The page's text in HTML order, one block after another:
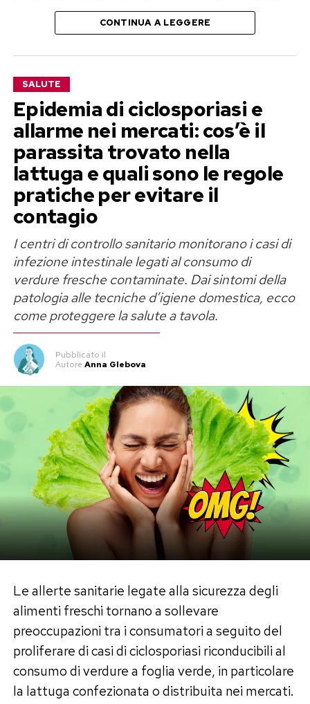
non solo non aiutano a perdere peso sul lungo
periodo, ma possono addirittura favorire
l’accumulo di grasso corporeo e alterare i nostri
parametri metabolici.
L’Organizzazione Mondiale della Sanità (OMS)
ha espresso una posizione netta, sconsigliando
l’uso di dolcificanti non zuccherini per il controllo
del peso. Ma cosa succede esattamente
all’interno del nostro organismo quando
consumiamo queste sostanze chimiche? La
risposta si nasconde in un sofisticato gioco di
specchi tra il cervello, gli ormoni e l’intestino.
La beffa del sapore: come il cervello
viene ingannato dal “falso dolce”
Il nostro cervello si è evoluto in milioni di anni
per associare il sapore dolce all’arrivo
imminente di energia sotto forma di carboidrati.
Quando i recettori del gusto sulla lingua
rilevano la dolcezza di sostanze come il
sucralosio, l’aspartame o l’acesulfame K, inviano
un segnale immediato all’ipotalamo, la centrale
di controllo dell’appetito.
Il sistema nervoso si prepara così a ricevere
calorie. Quando queste non arrivano — a causa
del valore calorico nullo del dolcificante — si crea
un vero e proprio corto circuito sensoriale. Il
cervello registra una discrepanza tra
l’aspettativa energetica e la realtà. Di
conseguenza, per compensare il deficit
percepito, l’ipotalamo aumenta i segnali di fame
e attiva la ricerca ossessiva di cibo, spingendoci
CONTINUA A LEGGERE
SALUTE
Epidemia di ciclosporiasi e
allarme nei mercati: cos’è il
parassita trovato nella
lattuga e quali sono le regole
pratiche per evitare il
contagio
I centri di controllo sanitario monitorano i casi di
infezione intestinale legati al consumo di
verdure fresche contaminate. Dai sintomi della
patologia alle tecniche d’igiene domestica, ecco
come proteggere la salute a tavola.
Pubblicato il
Autore Anna Glebova
Le allerte sanitarie legate alla sicurezza degli
alimenti freschi tornano a sollevare
preoccupazioni tra i consumatori a seguito del
proliferare di casi di ciclosporiasi riconducibili al
consumo di verdure a foglia verde, in particolare
la lattuga confezionata o distribuita nei mercati.